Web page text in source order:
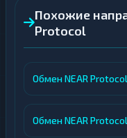
Похожие
Protocol
Обмен NEAR
Обмен NEAR